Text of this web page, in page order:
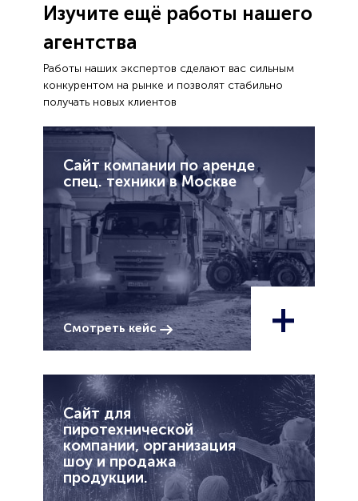
Изучите ещё работы нашего
агентства
Работы наших экспертов сделают вас сильным
конкурентом на рынке и позволят стабильно
получать новых клиентов
Сайт компании по аренде
спец. техники в Москве
Смотреть кейс +
Сайт для
пиротехнической
компании, организация
шоу и продажа
продукции.